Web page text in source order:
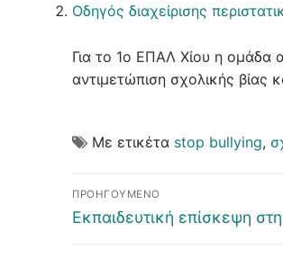
Οδηγός διαχείρισης
Για το 1ο ΕΠΑΛ Χίου η ομάδα
αντιμετώπιση σχολικής βίας
Με ετικέτα stop bullying,
ΠΡΟΗΓΟΎΜΕΝΟ
Εκπαιδευτική επίσκεψη